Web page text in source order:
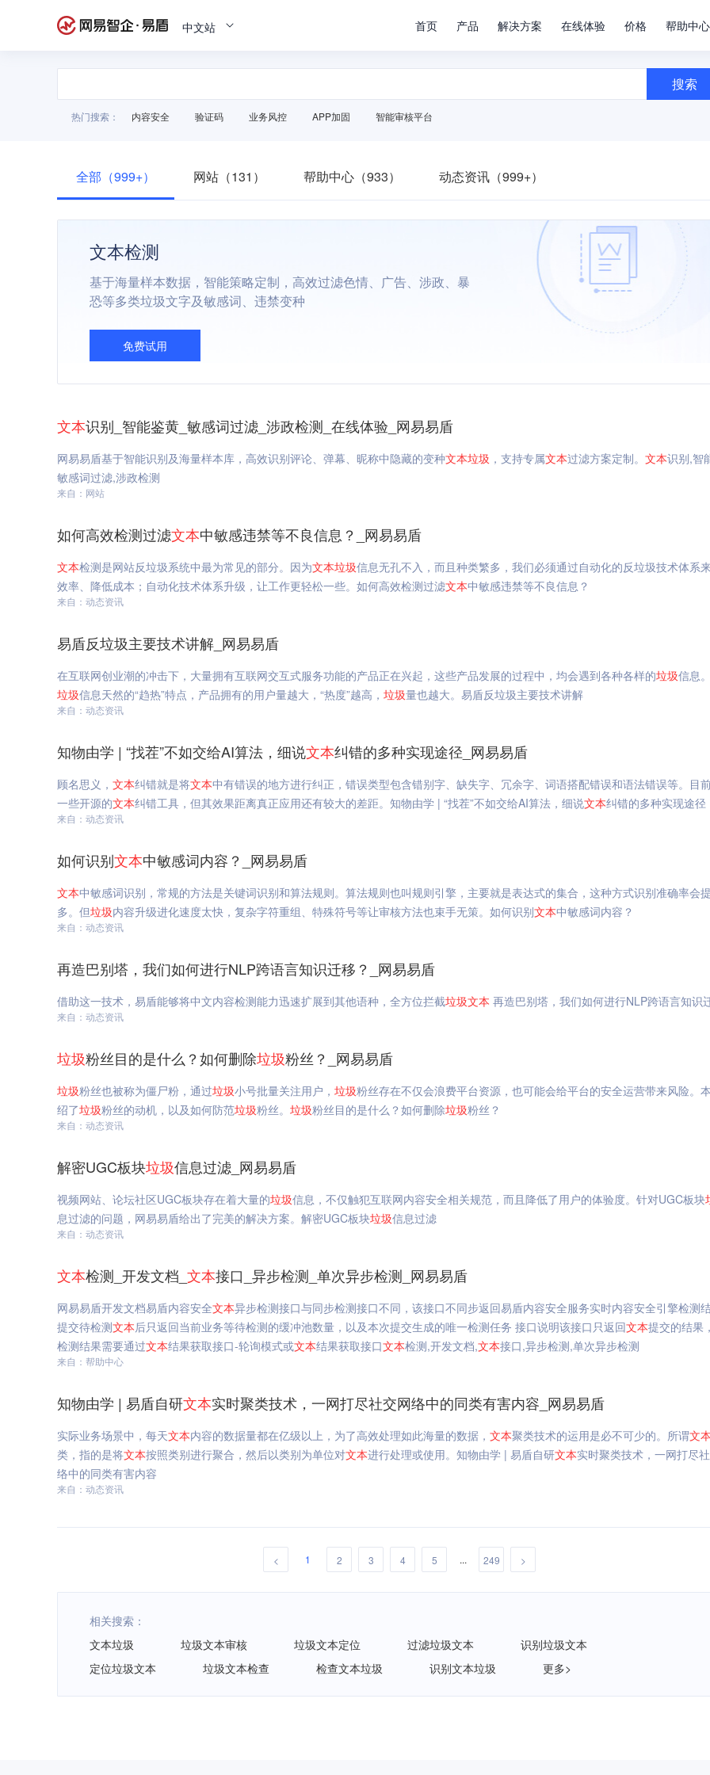
中文站 首页 产品 解决方案 在线体验 价格 帮助中心
搜索
热门搜索： 内容安全 验证码 业务风控 APP加固 智能审核平台
全部（999+） 网站（131） 帮助中心（933） 动态资讯（999+）
文本检测
基于海量样本数据，智能策略定制，高效过滤色情、广告、涉政、暴
恐等多类垃圾文字及敏感词、违禁变种
免费试用
文本识别_智能鉴黄_敏感词过滤_涉政检测_在线体验_网易易盾
网易易盾基于智能识别及海量样本库，高效识别评论、弹幕、昵称中隐藏的变种文本垃圾 ，支持专属文本过滤方案定制。 文本识别,智
敏感词过滤,涉政检测
来自：网站
如何高效检测过滤文本中敏感违禁等不良信息？_网易易盾
文本检测是网站反垃圾系统中最为常见的部分。因为文本垃圾信息无孔不入，而且种类繁多，我们必须通过自动化的反垃圾技术体系
效率、降低成本；自动化技术体系升级，让工作更轻松一些。如何高效检测过滤文本中敏感违禁等不良信息？
来自：动态资讯
易盾反垃圾主要技术讲解_网易易盾
在互联网创业潮的冲击下，大量拥有互联网交互式服务功能的产品正在兴起，这些产品发展的过程中，均会遇到各种各样的垃圾信息
垃圾信息天然的“趋热”特点，产品拥有的用户量越大，“热度”越高， 垃圾量也越大。易盾反垃圾主要技术讲解
来自：动态资讯
知物由学 | “找茬”不如交给AI算法，细说文本纠错的多种实现途径_网易易盾
顾名思义， 文本纠错就是将文本中有错误的地方进行纠正，错误类型包含错别字、缺失字、冗余字、词语搭配错误和语法错误等。目
一些开源的文本纠错工具，但其效果距离真正应用还有较大的差距。知物由学 | “找茬”不如交给AI算法，细说文本纠错的多种实现途径
来自：动态资讯
如何识别文本中敏感词内容？_网易易盾
文本中敏感词识别，常规的方法是关键词识别和算法规则。算法规则也叫规则引擎，主要就是表达式的集合，这种方式识别准确率会
多。但垃圾内容升级进化速度太快，复杂字符重组、特殊符号等让审核方法也束手无策。如何识别文本中敏感词内容？
来自：动态资讯
再造巴别塔，我们如何进行NLP跨语言知识迁移？_网易易盾
借助这一技术，易盾能够将中文内容检测能力迅速扩展到其他语种，全方位拦截垃圾文本 再造巴别塔，我们如何进行NLP跨语言知识
来自：动态资讯
垃圾粉丝目的是什么？如何删除垃圾粉丝？_网易易盾
垃圾粉丝也被称为僵尸粉，通过垃圾小号批量关注用户， 垃圾粉丝存在不仅会浪费平台资源，也可能会给平台的安全运营带来风险。
绍了垃圾粉丝的动机，以及如何防范垃圾粉丝。 垃圾粉丝目的是什么？如何删除垃圾粉丝？
来自：动态资讯
解密UGC板块垃圾信息过滤_网易易盾
视频网站、论坛社区UGC板块存在着大量的垃圾信息，不仅触犯互联网内容安全相关规范，而且降低了用户的体验度。针对UGC板块
息过滤的问题，网易易盾给出了完美的解决方案。解密UGC板块垃圾信息过滤
来自：动态资讯
文本检测_开发文档_ 文本接口_异步检测_单次异步检测_网易易盾
网易易盾开发文档易盾内容安全文本异步检测接口与同步检测接口不同，该接口不同步返回易盾内容安全服务实时内容安全引擎检测结
提交待检测文本后只返回当前业务等待检测的缓冲池数量，以及本次提交生成的唯一检测任务 接口说明该接口只返回文本提交的结果
检测结果需要通过文本结果获取接口-轮询模式或文本结果获取接口文本检测,开发文档,文本接口,异步检测,单次异步检测
来自：帮助中心
知物由学 | 易盾自研文本实时聚类技术，一网打尽社交网络中的同类有害内容_网易易盾
实际业务场景中，每天文本内容的数据量都在亿级以上，为了高效处理如此海量的数据， 文本聚类技术的运用是必不可少的。所谓文本
类，指的是将文本按照类别进行聚合，然后以类别为单位对文本进行处理或使用。知物由学 | 易盾自研文本实时聚类技术，一网打尽
络中的同类有害内容
来自：动态资讯
< 1 2 3 4 5 ... 249 >
相关搜索：
文本垃圾
垃圾文本审核 垃圾文本定位 过滤垃圾文本
识别垃圾文本
定位垃圾文本
垃圾文本检查 检查文本垃圾 识别文本垃圾 更多>